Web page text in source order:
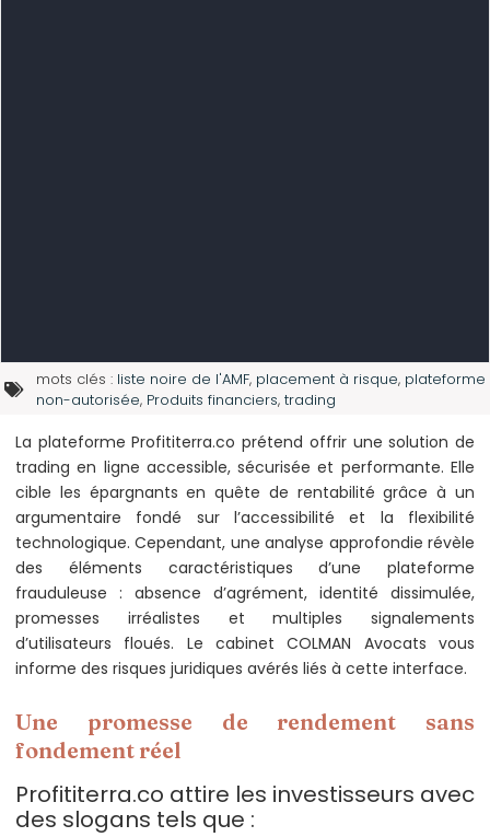
mots clés : liste noire de l'AMF, placement à risque, plateforme
non-autorisée, Produits financiers,trading
La plateforme Profititerra.co prétend offrir une solution de
trading en ligne accessible, sécurisée et performante. Elle
cible les épargnants en quête de rentabilité grâce à un
argumentaire fondé sur l’accessibilité et la flexibilité
technologique. Cependant, une analyse approfondie révèle
des éléments caractéristiques d’une plateforme
frauduleuse : absence d’agrément, identité dissimulée,
promesses irréalistes et multiples signalements
d’utilisateurs floués. Le cabinet COLMAN Avocats vous
informe des risques juridiques avérés liés à cette interface.
Une promesse de rendement sans
fondement réel
Profititerra.co attire les investisseurs avec
des slogans tels que :